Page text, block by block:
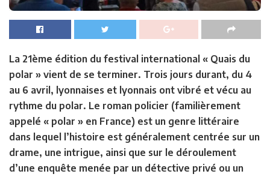
La 21ème édition du festival international « Quais du
polar » vient de se terminer. Trois jours durant, du 4
au 6 avril, lyonnaises et lyonnais ont vibré et vécu au
rythme du polar. Le roman policier (familièrement
appelé « polar » en France) est un genre littéraire
dans lequel l’histoire est généralement centrée sur un
drame, une intrigue, ainsi que sur le déroulement
d’une enquête menée par un détective privé ou un